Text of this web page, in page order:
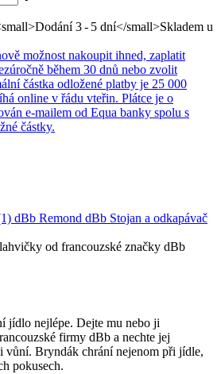
Skladem u
dBb Remond dBb Stojan a odkapávač
od francouzské značky dBb
jídlo nejlépe. Dejte mu nebo ji
firmy dBb a nechte jej
vůní. Bryndák chrání nejenom při jídle,
pokusech.